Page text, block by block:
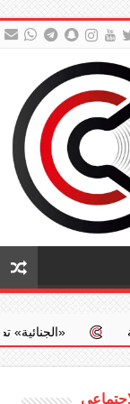
تضبط طبيبا